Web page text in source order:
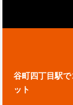
谷町四丁目駅
ット